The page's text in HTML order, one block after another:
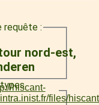
requête :
nord-est,